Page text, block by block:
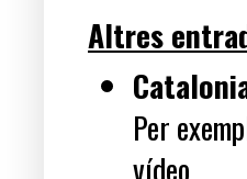
Altres
Per
vídeo.